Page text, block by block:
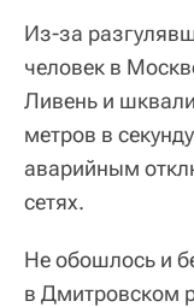
Из-за
человек в
Ливень и
метров в
аварийным
сетях.
Не обошлось и
в Дмитровском